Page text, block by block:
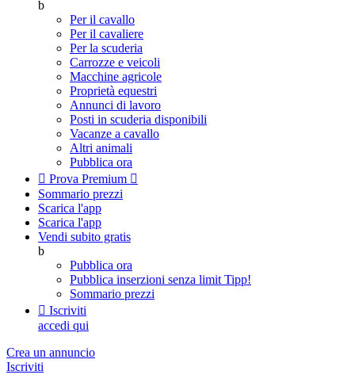
b
Per il cavallo
Per il cavaliere
Per la scuderia
Carrozze e veicoli
Macchine agricole
Proprietà equestri
Annunci di lavoro
Posti in scuderia disponibili
Vacanze a cavallo
Altri animali
Pubblica ora
 Prova Premium 
Sommario prezzi
Scarica l'app
Scarica l'app
Vendi subito gratis
b
Pubblica ora
Pubblica inserzioni senza limit Tipp!
Sommario prezzi
 Iscriviti
accedi qui
Crea un annuncio
Iscriviti